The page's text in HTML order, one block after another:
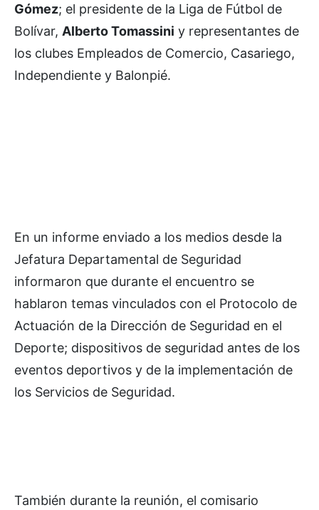
Gómez; el presidente de la Liga de Fútbol de
Bolívar, Alberto Tomassini y representantes de
los clubes Empleados de Comercio, Casariego,
Independiente y Balonpié.
En un informe enviado a los medios desde la
Jefatura Departamental de Seguridad
informaron que durante el encuentro se
hablaron temas vinculados con el Protocolo de
Actuación de la Dirección de Seguridad en el
Deporte; dispositivos de seguridad antes de los
eventos deportivos y de la implementación de
los Servicios de Seguridad.
También durante la reunión, el comisario